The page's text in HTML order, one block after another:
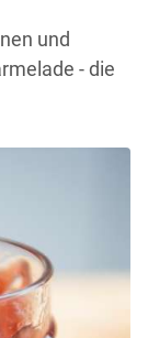
und
- die